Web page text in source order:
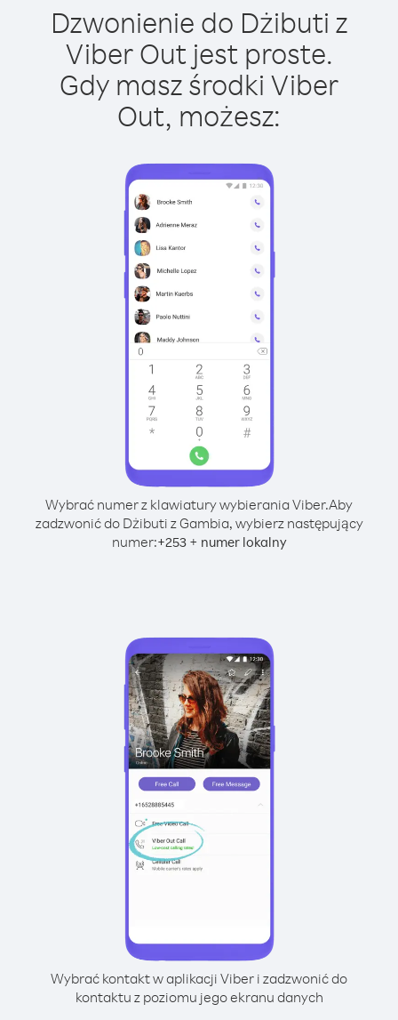
Dzwonienie do Dżibuti z
Viber Out jest proste.
Gdy masz środki Viber
Out, możesz:
Wybrać numer z klawiatury wybierania Viber.Aby
zadzwonić do Dżibuti z Gambia, wybierz następujący
numer:+253+ numer lokalny
Wybrać kontakt w aplikacji Viber i zadzwonić do
kontaktu z poziomu jego ekranu danych